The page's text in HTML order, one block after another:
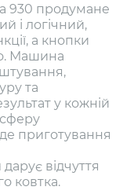
930 продумане
і логічний,
а кнопки
Машина
та
у кожній
приготування
відчуття
ковтка.